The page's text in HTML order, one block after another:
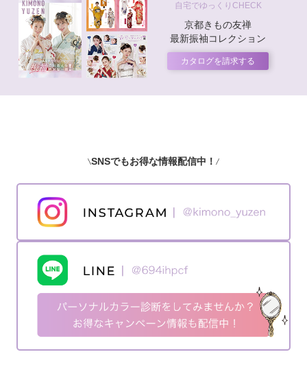
自宅でゆっくりCHECK
京都きもの友禅
最新振袖コレクション
カタログを請求する
SNSでもお得な情報配信中！